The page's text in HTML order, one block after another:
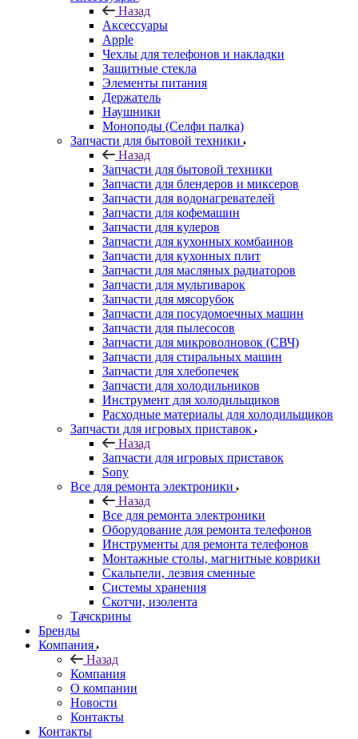
Назад
Аксессуары
Apple
Чехлы для телефонов и накладки
Защитные стекла
Элементы питания
Держатель
Наушники
Моноподы (Селфи палка)
Запчасти для бытовой техники
Назад
Запчасти для бытовой техники
Запчасти для блендеров и миксеров
Запчасти для водонагревателей
Запчасти для кофемашин
Запчасти для кулеров
Запчасти для кухонных комбаинов
Запчасти для кухонных плит
Запчасти для масляных радиаторов
Запчасти для мультиварок
Запчасти для мясорубок
Запчасти для посудомоечных машин
Запчасти для пылесосов
Запчасти для микроволновок (СВЧ)
Запчасти для стиральных машин
Запчасти для хлебопечек
Запчасти для холодильников
Инструмент для холодильщиков
Расходные материалы для холодильщиков
Запчасти для игровых приставок
Назад
Запчасти для игровых приставок
Sony
Все для ремонта электроники
Назад
Все для ремонта электроники
Оборудование для ремонта телефонов
Инструменты для ремонта телефонов
Монтажные столы, магнитные коврики
Скальпели, лезвия сменные
Системы хранения
Скотчи, изолента
Тачскрины
Бренды
Компания
Назад
Компания
О компании
Новости
Контакты
Контакты